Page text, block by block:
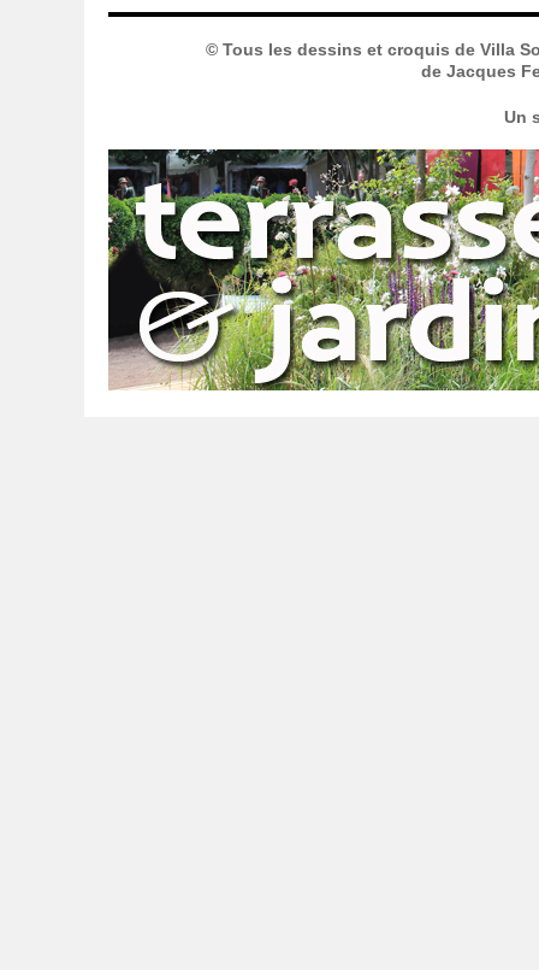
© Tous les dessins et croquis de Villa
de Jacques
Un